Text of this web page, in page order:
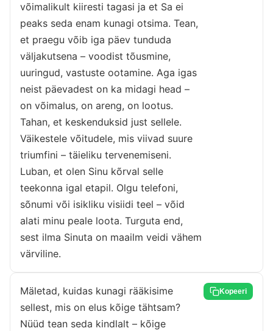
võimalikult kiiresti tagasi ja et Sa ei
peaks seda enam kunagi otsima. Tean,
et praegu võib iga päev tunduda
väljakutsena – voodist tõusmine,
uuringud, vastuste ootamine. Aga igas
neist päevadest on ka midagi head –
on võimalus, on areng, on lootus.
Tahan, et keskenduksid just sellele.
Väikestele võitudele, mis viivad suure
triumfini – täieliku tervenemiseni.
Luban, et olen Sinu kõrval selle
teekonna igal etapil. Olgu telefoni,
sõnumi või isikliku visiidi teel – võid
alati minu peale loota. Turguta end,
sest ilma Sinuta on maailm veidi vähem
värviline.
Mäletad, kuidas kunagi rääkisime
sellest, mis on elus kõige tähtsam?
Nüüd tean seda kindlalt – kõige
Kopeeri